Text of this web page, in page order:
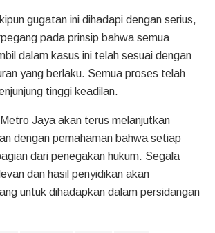
gugatan ini dihadapi dengan serius,
pada prinsip bahwa semua
dalam kasus ini telah sesuai dengan
yang berlaku. Semua proses telah
tinggi keadilan.
Jaya akan terus melanjutkan
dengan pemahaman bahwa setiap
dari penegakan hukum. Segala
dan hasil penyidikan akan
untuk dihadapkan dalam persidangan